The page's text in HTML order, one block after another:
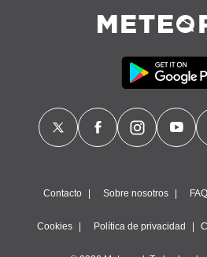
Contacto Sobre nosotros FAQ
Cookies Política de privacidad